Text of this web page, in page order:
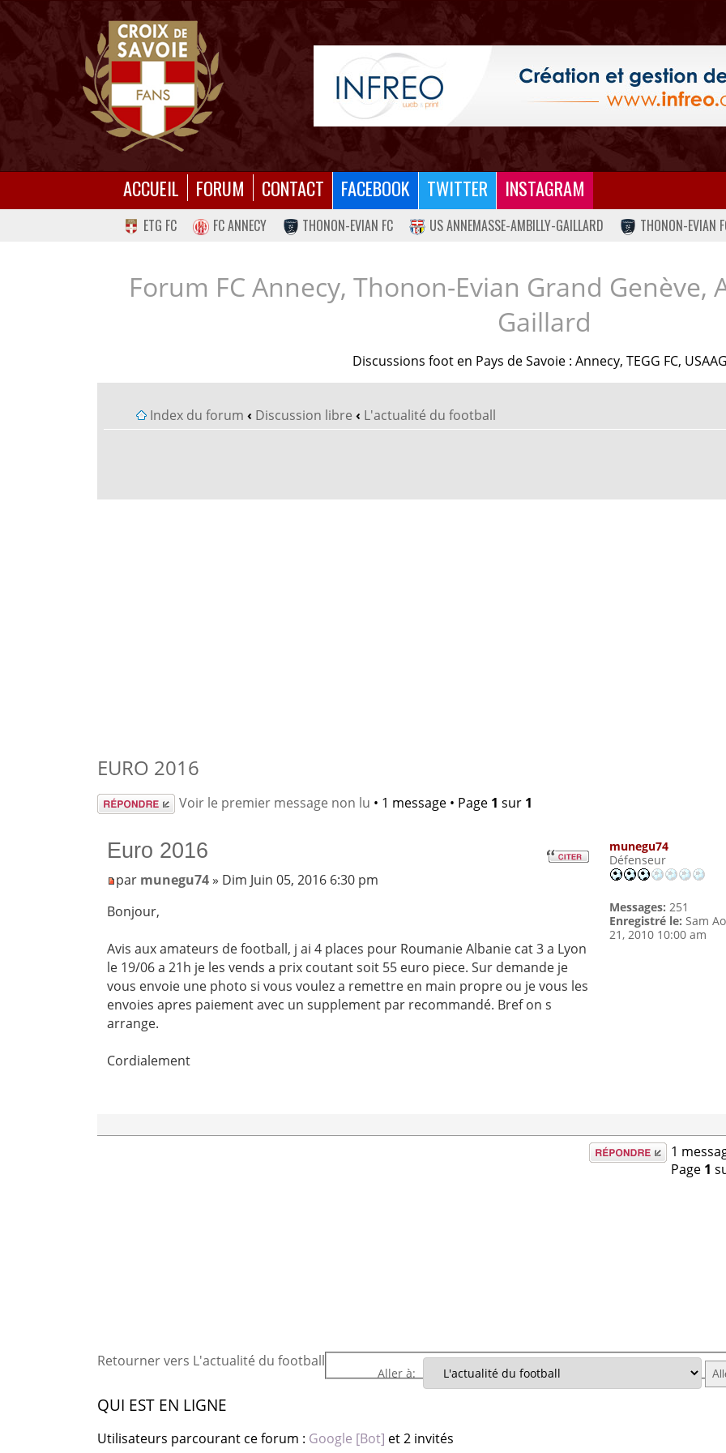
ACCUEIL FORUM CONTACT FACEBOOK TWITTER INSTAGRAM
ETG FC FC ANNECY THONON-EVIAN FC US ANNEMASSE-AMBILLY-GAILLARD THONON-EVIAN
Forum FC Annecy, Thonon-Evian Grand Genève,
Gaillard
Discussions foot en Pays de Savoie : Annecy, TEGG FC,
Index du forum ‹ Discussion libre ‹ L'actualité du football
EURO 2016
Répondre Voir le premier message non lu • 1 message • Page 1 sur 1
Euro 2016
par munegu74» Dim Juin 05, 2016 6:30 pm
Bonjour,
Avis aux amateurs de football, j ai 4 places pour Roumanie Albanie cat 3 a Lyon
le 19/06 a 21h je les vends a prix coutant soit 55 euro piece. Sur demande je
vous envoie une photo si vous voulez a remettre en main propre ou je vous les
envoies apres paiement avec un supplement par recommandé. Bref on s
arrange.
Cordialement
munegu74
Défenseur
Messages: 251
Enregistré le: Sam
21, 2010 10:00 am
Répondre
1
Page 1
Retourner vers L'actualité du football
Aller à:
QUI EST EN LIGNE
Utilisateurs parcourant ce forum : Google [Bot] et 2 invités